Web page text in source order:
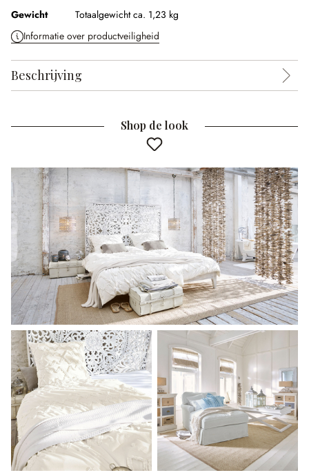
Gewicht
Totaalgewicht ca. 1,23 kg
Informatie over productveiligheid
Beschrijving
Shop de look